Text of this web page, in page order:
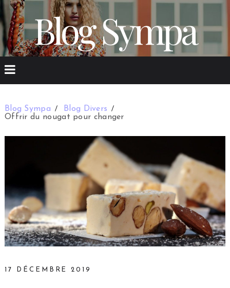
Blog Sympa
Blog Sympa
Blog Divers
Offrir du nougat pour changer
17 DÉCEMBRE 2019